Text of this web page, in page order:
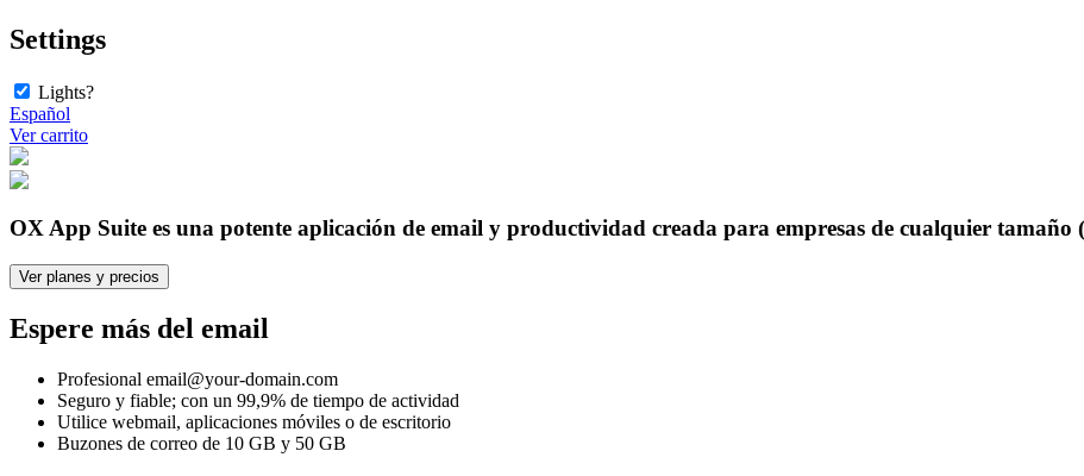
Settings
Lights?
Español
Ver carrito
OX App Suite es una potente aplicación de email y productividad creada para empresas de cualquier tamaño
Ver planes y precios
Espere más del email
Profesional email@your-domain.com
Seguro y fiable; con un 99,9% de tiempo de actividad
Utilice webmail, aplicaciones móviles o de escritorio
Buzones de correo de 10 GB y 50 GB